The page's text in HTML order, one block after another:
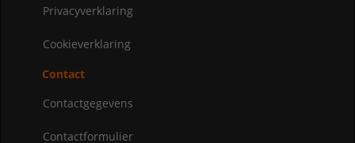
Privacyverklaring
Cookieverklaring
Contact
Contactgegevens
Contactformulier